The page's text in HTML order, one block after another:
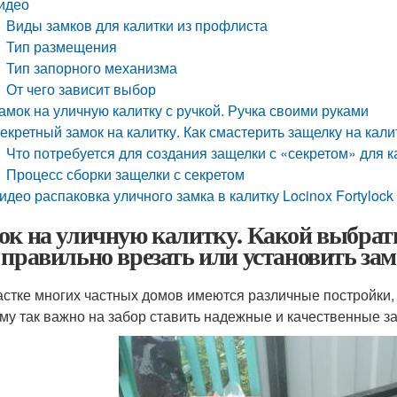
Виды замков для калитки из профлиста
Тип размещения
Тип запорного механизма
От чего зависит выбор
на уличную калитку с ручкой. Ручка своими руками
замок на калитку. Как смастерить защелку на
Что потребуется для создания защелки с «секретом» для
Процесс сборки защелки с секретом
распаковка уличного замка в калитку Locinox
на уличную калитку. Какой
врезать или установить
многих частных домов имеются различные
так важно на забор ставить надежные и качественные